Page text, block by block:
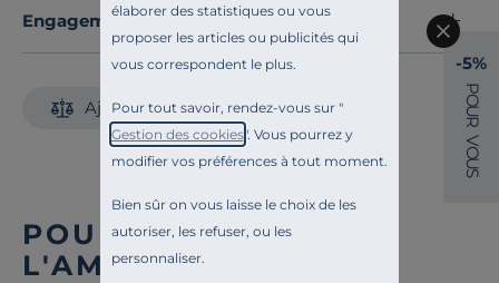
élaborer des statistiques ou vous
proposer les articles ou publicités qui
vous correspondent le plus.
Pour tout savoir, rendez-vous sur "
Gestion des cookies". Vous pourrez y
modifier vos préférences à tout moment.
Bien sûr on vous laisse le choix de les
autoriser, les refuser, ou les
personnaliser.
Engagements et traçabilité
Ajouter au comparateur
POUR COMPLÉTER
L'AMBIANCE
-5%
P
O
U
R
V
O
U
S